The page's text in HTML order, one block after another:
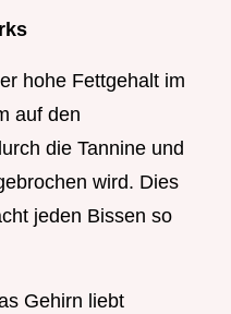
hohe Fettgehalt im
auf den
die Tannine und
wird. Dies
jeden Bissen so
Gehirn liebt